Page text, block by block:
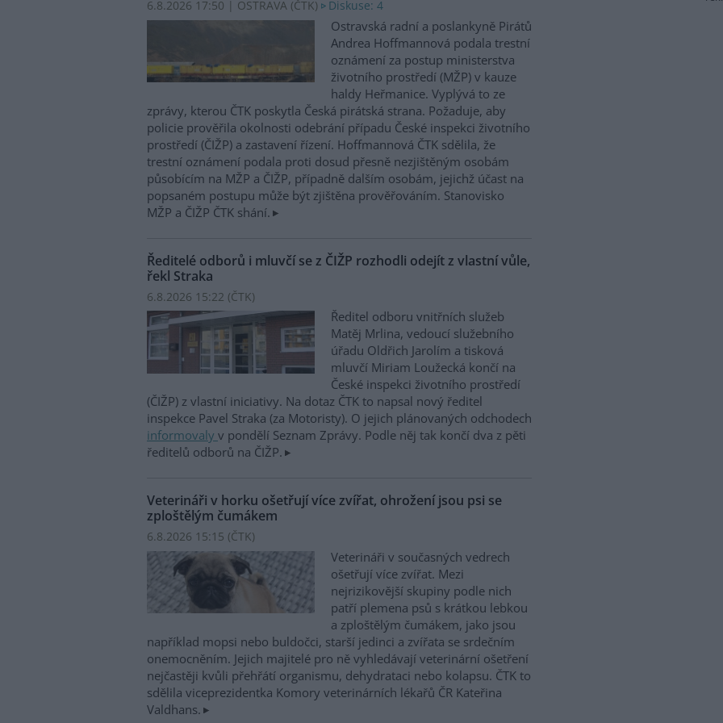
6.8.2026 17:50 | OSTRAVA (ČTK) Diskuse: 4
Ostravská radní a poslankyně Pirátů
Andrea Hoffmannová podala trestní
oznámení za postup ministerstva
životního prostředí (MŽP) v kauze
haldy Heřmanice. Vyplývá to ze
zprávy, kterou ČTK poskytla Česká pirátská strana. Požaduje, aby
policie prověřila okolnosti odebrání případu České inspekci životního
prostředí (ČIŽP) a zastavení řízení. Hoffmannová ČTK sdělila, že
trestní oznámení podala proti dosud přesně nezjištěným osobám
působícím na MŽP a ČIŽP, případně dalším osobám, jejichž účast na
popsaném postupu může být zjištěna prověřováním. Stanovisko
MŽP a ČIŽP ČTK shání.
Ředitelé odborů i mluvčí se z ČIŽP rozhodli odejít z vlastní vůle,
řekl Straka
6.8.2026 15:22 (ČTK)
Ředitel odboru vnitřních služeb
Matěj Mrlina, vedoucí služebního
úřadu Oldřich Jarolím a tisková
mluvčí Miriam Loužecká končí na
České inspekci životního prostředí
(ČIŽP) z vlastní iniciativy. Na dotaz ČTK to napsal nový ředitel
inspekce Pavel Straka (za Motoristy). O jejich plánovaných odchodech
informovaly v pondělí Seznam Zprávy. Podle něj tak končí dva z pěti
ředitelů odborů na ČIŽP.
Veterináři v horku ošetřují více zvířat, ohrožení jsou psi se
zploštělým čumákem
6.8.2026 15:15 (ČTK)
Veterináři v současných vedrech
ošetřují více zvířat. Mezi
nejrizikovější skupiny podle nich
patří plemena psů s krátkou lebkou
a zploštělým čumákem, jako jsou
například mopsi nebo buldočci, starší jedinci a zvířata se srdečním
onemocněním. Jejich majitelé pro ně vyhledávají veterinární ošetření
nejčastěji kvůli přehřátí organismu, dehydrataci nebo kolapsu. ČTK to
sdělila viceprezidentka Komory veterinárních lékařů ČR Kateřina
Valdhans.